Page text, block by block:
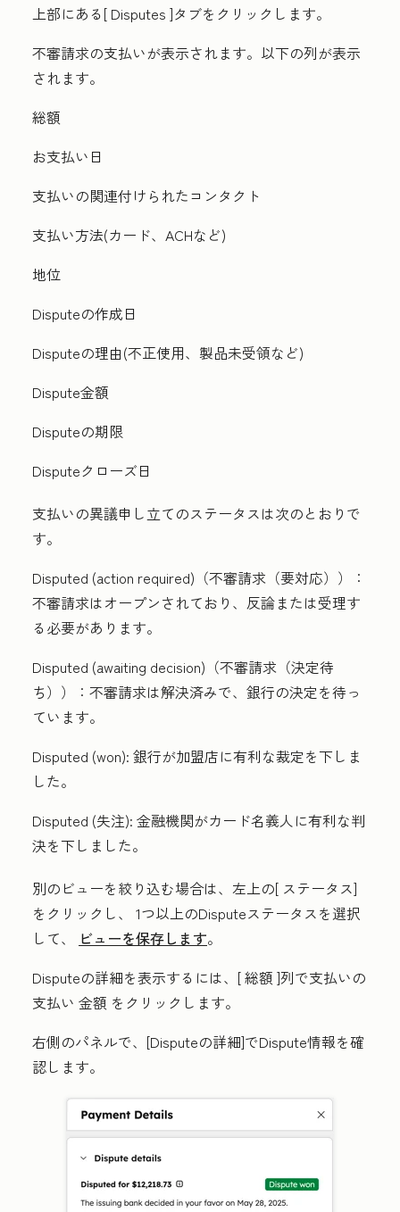
上部にある[ Disputes ]タブをクリックします。
不審請求の支払いが表示されます。以下の列が表示
されます。
総額
お支払い日
支払いの関連付けられたコンタクト
支払い方法(カード、ACHなど)
地位
Disputeの作成日
Disputeの理由(不正使用、製品未受領など)
Dispute金額
Disputeの期限
Disputeクローズ日
支払いの異議申し立てのステータスは次のとおりで
す。
Disputed (action required)（不審請求（要対応））：
不審請求はオープンされており、反論または受理す
る必要があります。
Disputed (awaiting decision)（不審請求（決定待
ち））： 不審請求は解決済みで、銀行の決定を待っ
ています。
Disputed (won): 銀行が加盟店に有利な裁定を下しま
した。
Disputed (失注): 金融機関がカード名義人に有利な判
決を下しました。
別のビューを絞り込む場合は、左上の[ ステータス]
をクリックし、 1つ以上のDisputeステータスを選択
して、
ビューを保存します。
Disputeの詳細を表示するには、[総額 ]列で支払いの
支払い 金額 をクリックします。
右側のパネルで、[Disputeの詳細]でDispute情報を確
認します。